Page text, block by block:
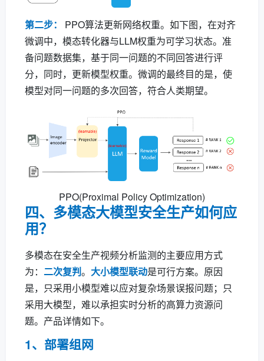
第二步：
PPO算法更新网络权重。如下图，在对齐
微调中，模态转化器与LLM权重为可学习状态。准
备问题数据集，基于同一问题的不同回答进行评
分，同时，更新模型权重。微调的最终目的是，使
模型对同一问题的多次回答，符合人类期望。
PPO(Proximal Policy Optimization)
四、多模态大模型安全生产如何应
用？
多模态在安全生产视频分析监测的主要应用方式
为：
二次复判 。 大小模型联动是可行方案。原因
是，只采用小模型难以应对复杂场景误报问题；只
采用大模型，难以承担实时分析的高算力资源问
题。产品详情如下。
1、部署组网